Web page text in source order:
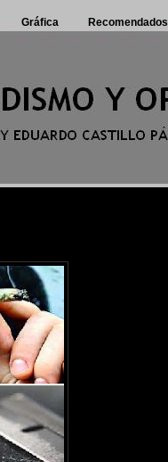
Gráfica Recomendados